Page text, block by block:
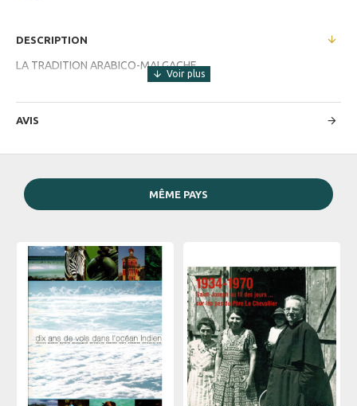
DESCRIPTION
LA TRADITION ARABICO-MALGACHE
AVIS
MÊME PAYS